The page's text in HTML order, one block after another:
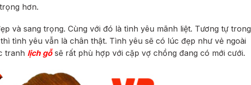
hơn.
và sang trọng. Cùng với đó là tình yêu mãnh liệt. Tương tự trong
tình yêu vẫn là chân thật. Tình yêu sẽ có lúc đẹp như vẻ ngoài
tranh lịch gỗsẽ rất phù hợp với cặp vợ chồng đang có mới cưới.